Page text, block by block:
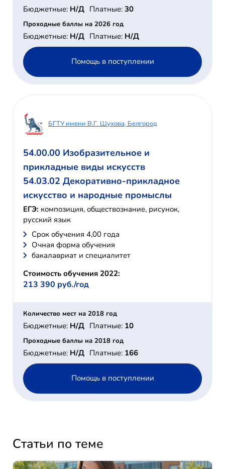
Бюджетные: Н/Д Платные: 30
Проходные баллы на 2026 год
Бюджетные: Н/Д Платные: Н/Д
Помощь в поступлении
БГТУ имени В.Г. Шухова, Белгород
54.00.00 Изобразительное и
прикладные виды искусств
54.03.02 Декоративно-прикладное
искусство и народные промыслы
ЕГЭ: композиция, обществознание, рисунок,
русский язык
Cрок обучения 4,00 года
Очная форма обучения
бакалавриат и специалитет
Стоимость обучения 2022:
213 390 руб./год
Количество мест на 2018 год
Бюджетные: Н/Д Платные: 10
Проходные баллы на 2018 год
Бюджетные: Н/Д Платные: 166
Помощь в поступлении
Статьи по теме